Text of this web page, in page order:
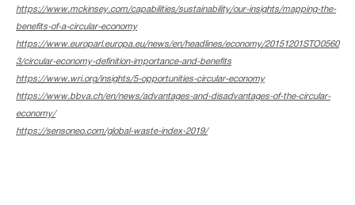
https://www.mckinsey.com/capabilities/sustainability/our-insights/mapping-the-
benefits-of-a-circular-economy
https://www.europarl.europa.eu/news/en/headlines/economy/20151201STO0560
3/circular-economy-definition-importance-and-benefits
https://www.wri.org/insights/5-opportunities-circular-economy
https://www.bbva.ch/en/news/advantages-and-disadvantages-of-the-circular-
economy/
https://sensoneo.com/global-waste-index-2019/